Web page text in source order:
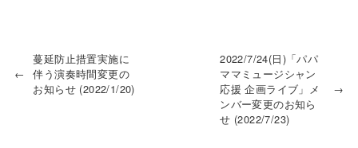
←
蔓延防止措置実施に
伴う演奏時間変更の
お知らせ (2022/1/20)
2022/7/24(日)「パパ
ママミュージシャン
応援 企画ライブ」メ
ンバー変更のお知ら
せ (2022/7/23)
→